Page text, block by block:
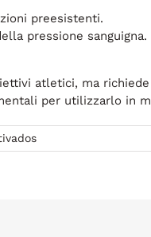
preesistenti.
pressione sanguigna.
atletici, ma
per utilizzarlo in
en
ECA